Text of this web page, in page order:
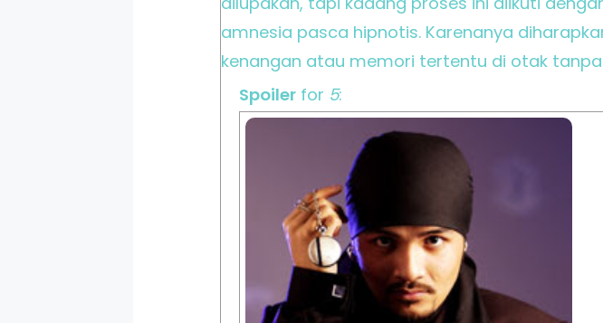
amnesia pasca hipnotis. Karenanya
kenangan atau memori tertentu di otak
Spoiler for 5: